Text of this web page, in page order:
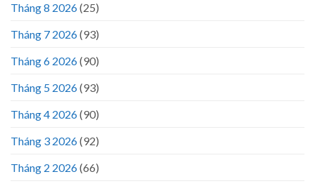
Tháng 8 2026(25)
Tháng 7 2026(93)
Tháng 6 2026(90)
Tháng 5 2026(93)
Tháng 4 2026(90)
Tháng 3 2026(92)
Tháng 2 2026(66)